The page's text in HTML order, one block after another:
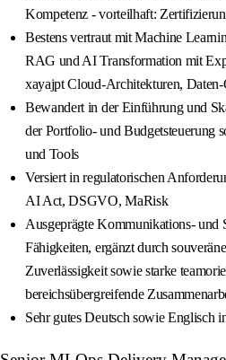
Kompetenz - vorteilhaft:
Bestens vertraut mit Machine
RAG und AI Transformation mit
xayajpt Cloud-Architekturen,
Bewandert in der Einführung und
der Portfolio- und Budgetsteuerung
und Tools
Versiert in regulatorischen
AI Act, DSGVO, MaRisk
Ausgeprägte Kommunikations- und
Fähigkeiten, ergänzt durch
Zuverlässigkeit sowie starke
bereichsübergreifende
Sehr gutes Deutsch sowie Englisch